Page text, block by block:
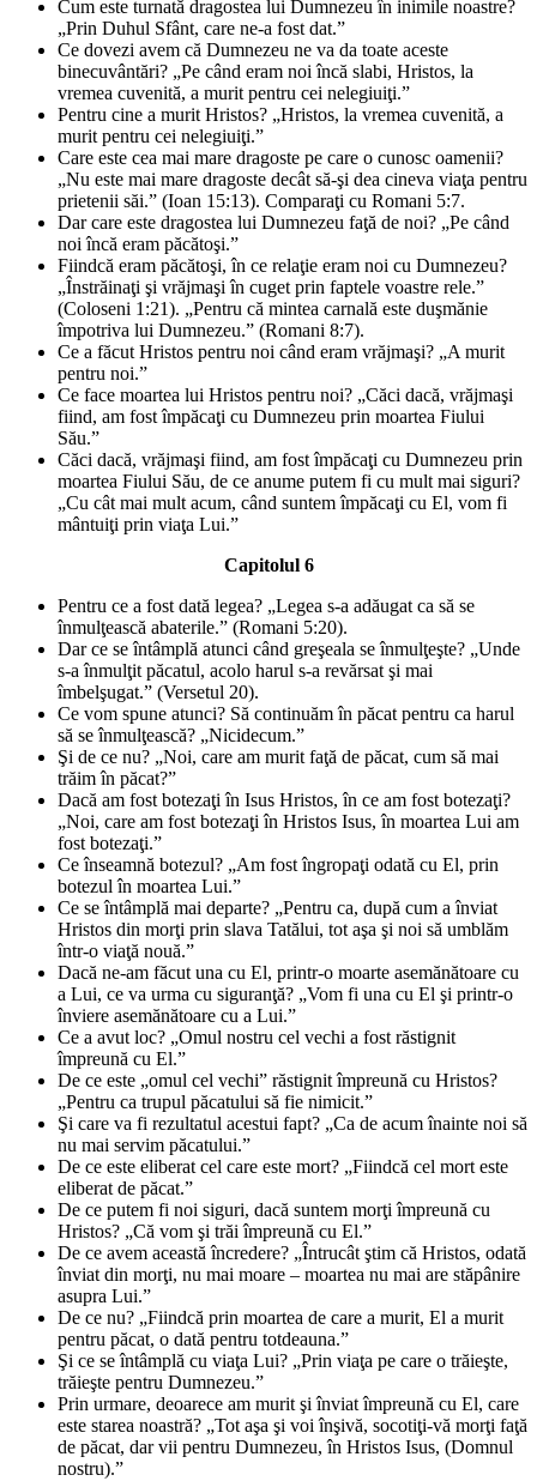
Cum este turnată dragostea lui Dumnezeu în inimile noastre?
„Prin Duhul Sfânt, care ne-a fost dat.”
Ce dovezi avem că Dumnezeu ne va da toate aceste
binecuvântări? „Pe când eram noi încă slabi, Hristos, la
vremea cuvenită, a murit pentru cei nelegiuiţi.”
Pentru cine a murit Hristos? „Hristos, la vremea cuvenită, a
murit pentru cei nelegiuiţi.”
Care este cea mai mare dragoste pe care o cunosc oamenii?
„Nu este mai mare dragoste decât să-şi dea cineva viaţa pentru
prietenii săi.” (Ioan 15:13). Comparaţi cu Romani 5:7.
Dar care este dragostea lui Dumnezeu faţă de noi? „Pe când
noi încă eram păcătoşi.”
Fiindcă eram păcătoşi, în ce relaţie eram noi cu Dumnezeu?
„Înstrăinaţi şi vrăjmaşi în cuget prin faptele voastre rele.”
(Coloseni 1:21). „Pentru că mintea carnală este duşmănie
împotriva lui Dumnezeu.” (Romani 8:7).
Ce a făcut Hristos pentru noi când eram vrăjmaşi? „A murit
pentru noi.”
Ce face moartea lui Hristos pentru noi? „Căci dacă, vrăjmaşi
fiind, am fost împăcaţi cu Dumnezeu prin moartea Fiului
Său.”
Căci dacă, vrăjmaşi fiind, am fost împăcaţi cu Dumnezeu prin
moartea Fiului Său, de ce anume putem fi cu mult mai siguri?
„Cu cât mai mult acum, când suntem împăcaţi cu El, vom fi
mântuiţi prin viaţa Lui.”
Capitolul 6
Pentru ce a fost dată legea? „Legea s-a adăugat ca să se
înmulţească abaterile.” (Romani 5:20).
Dar ce se întâmplă atunci când greşeala se înmulţeşte? „Unde
s-a înmulţit păcatul, acolo harul s-a revărsat şi mai
îmbelşugat.” (Versetul 20).
Ce vom spune atunci? Să continuăm în păcat pentru ca harul
să se înmulţească? „Nicidecum.”
Şi de ce nu? „Noi, care am murit faţă de păcat, cum să mai
trăim în păcat?”
Dacă am fost botezaţi în Isus Hristos, în ce am fost botezaţi?
„Noi, care am fost botezaţi în Hristos Isus, în moartea Lui am
fost botezaţi.”
Ce înseamnă botezul? „Am fost îngropaţi odată cu El, prin
botezul în moartea Lui.”
Ce se întâmplă mai departe? „Pentru ca, după cum a înviat
Hristos din morţi prin slava Tatălui, tot aşa şi noi să umblăm
într-o viaţă nouă.”
Dacă ne-am făcut una cu El, printr-o moarte asemănătoare cu
a Lui, ce va urma cu siguranţă? „Vom fi una cu El şi printr-o
înviere asemănătoare cu a Lui.”
Ce a avut loc? „Omul nostru cel vechi a fost răstignit
împreună cu El.”
De ce este „omul cel vechi” răstignit împreună cu Hristos?
„Pentru ca trupul păcatului să fie nimicit.”
Şi care va fi rezultatul acestui fapt? „Ca de acum înainte noi să
nu mai servim păcatului.”
De ce este eliberat cel care este mort? „Fiindcă cel mort este
eliberat de păcat.”
De ce putem fi noi siguri, dacă suntem morţi împreună cu
Hristos? „Că vom şi trăi împreună cu El.”
De ce avem această încredere? „Întrucât ştim că Hristos, odată
înviat din morţi, nu mai moare – moartea nu mai are stăpânire
asupra Lui.”
De ce nu? „Fiindcă prin moartea de care a murit, El a murit
pentru păcat, o dată pentru totdeauna.”
Şi ce se întâmplă cu viaţa Lui? „Prin viaţa pe care o trăieşte,
trăieşte pentru Dumnezeu.”
Prin urmare, deoarece am murit şi înviat împreună cu El, care
este starea noastră? „Tot aşa şi voi înşivă, socotiţi-vă morţi faţă
de păcat, dar vii pentru Dumnezeu, în Hristos Isus, (Domnul
nostru).”